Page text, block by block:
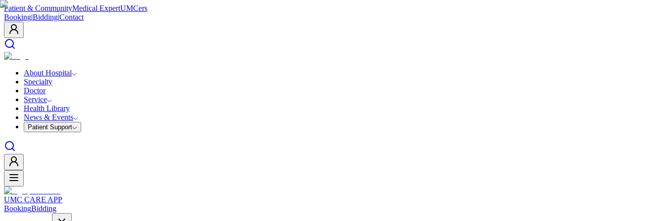
Patient & CommunityMedical ExpertUMCers
Booking|Bidding|Contact
About Hospital
Specialty
Doctor
Service
Health Library
News & Events
Patient Support
UMC CARE APP
BookingBidding